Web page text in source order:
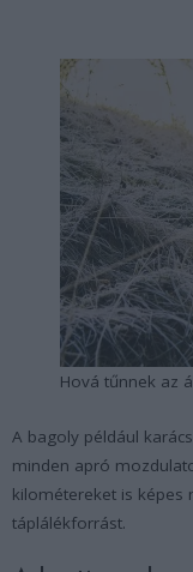
Hová tűnnek az
A bagoly például
minden apró
kilométereket is képes
táplálékforrást.